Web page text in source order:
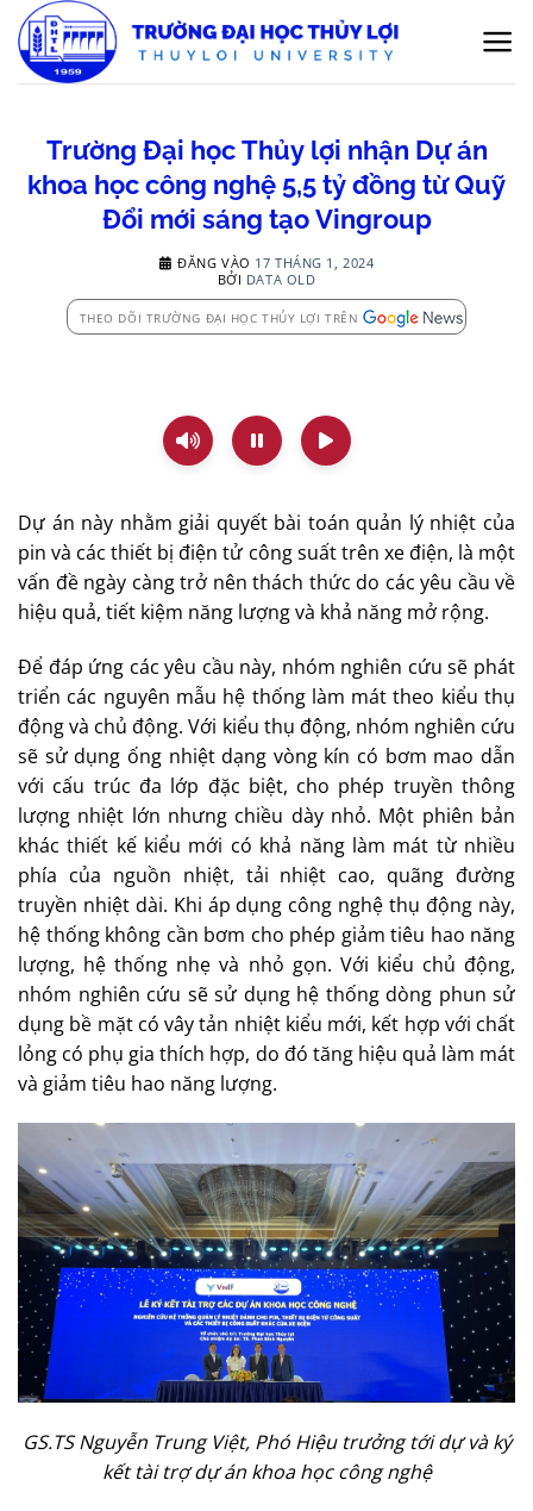
qua
nội
Trường Đại học Thủy lợi nhận Dự án
khoa học công nghệ 5,5 tỷ đồng từ Quỹ
Đổi mới sáng tạo Vingroup
ĐĂNG VÀO 17 THÁNG 1, 2024
BỞI DATA OLD
THEO DÕI TRƯỜNG ĐẠI HỌC THỦY LỢI TRÊN
Dự án này nhằm giải quyết bài toán quản lý nhiệt của
pin và các thiết bị điện tử công suất trên xe điện, là một
vấn đề ngày càng trở nên thách thức do các yêu cầu về
hiệu quả, tiết kiệm năng lượng và khả năng mở rộng.
Để đáp ứng các yêu cầu này, nhóm nghiên cứu sẽ phát
triển các nguyên mẫu hệ thống làm mát theo kiểu thụ
động và chủ động. Với kiểu thụ động, nhóm nghiên cứu
sẽ sử dụng ống nhiệt dạng vòng kín có bơm mao dẫn
với cấu trúc đa lớp đặc biệt, cho phép truyền thông
lượng nhiệt lớn nhưng chiều dày nhỏ. Một phiên bản
khác thiết kế kiểu mới có khả năng làm mát từ nhiều
phía của nguồn nhiệt, tải nhiệt cao, quãng đường
truyền nhiệt dài. Khi áp dụng công nghệ thụ động này,
hệ thống không cần bơm cho phép giảm tiêu hao năng
lượng, hệ thống nhẹ và nhỏ gọn. Với kiểu chủ động,
nhóm nghiên cứu sẽ sử dụng hệ thống dòng phun sử
dụng bề mặt có vây tản nhiệt kiểu mới, kết hợp với chất
lỏng có phụ gia thích hợp, do đó tăng hiệu quả làm mát
và giảm tiêu hao năng lượng.
GS.TS Nguyễn Trung Việt, Phó Hiệu trưởng tới dự và ký
kết tài trợ dự án khoa học công nghệ